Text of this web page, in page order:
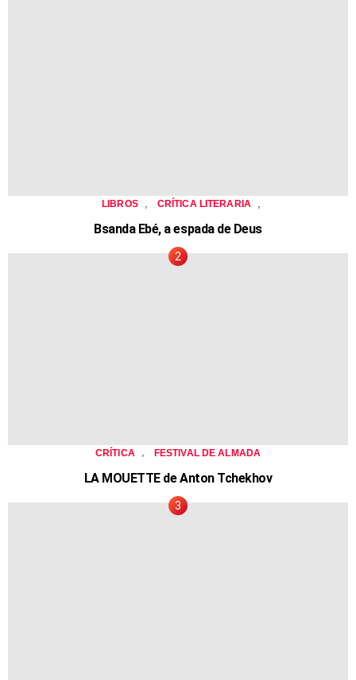
LIBROS CRÍTICA LITERARIA
Bsanda Ebé, a espada de Deus
CRÍTICA , FESTIVAL DE ALMADA
LA MOUETTE de Anton Tchekhov